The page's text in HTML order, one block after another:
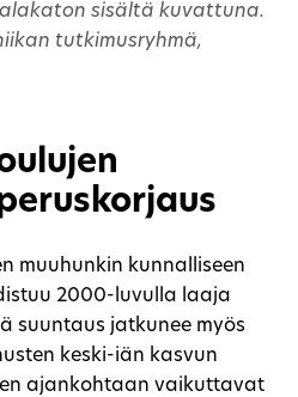
sisältä kuvattuna.
tutkimusryhmä,
muuhunkin kunnalliseen
2000-luvulla laaja
suuntaus jatkunee myös
keski-iän kasvun
ajankohtaan vaikuttavat